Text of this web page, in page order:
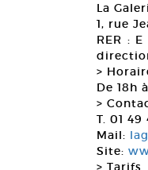
La
1, rue
RER :
>
De 18h
>
T. 01 49
Mail:
Site:
> Tarifs